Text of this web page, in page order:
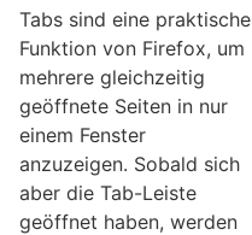
Tabs sind eine praktische
Funktion von Firefox, um
mehrere gleichzeitig
geöffnete Seiten in nur
einem Fenster
anzuzeigen. Sobald sich
aber die Tab-Leiste
geöffnet haben, werden